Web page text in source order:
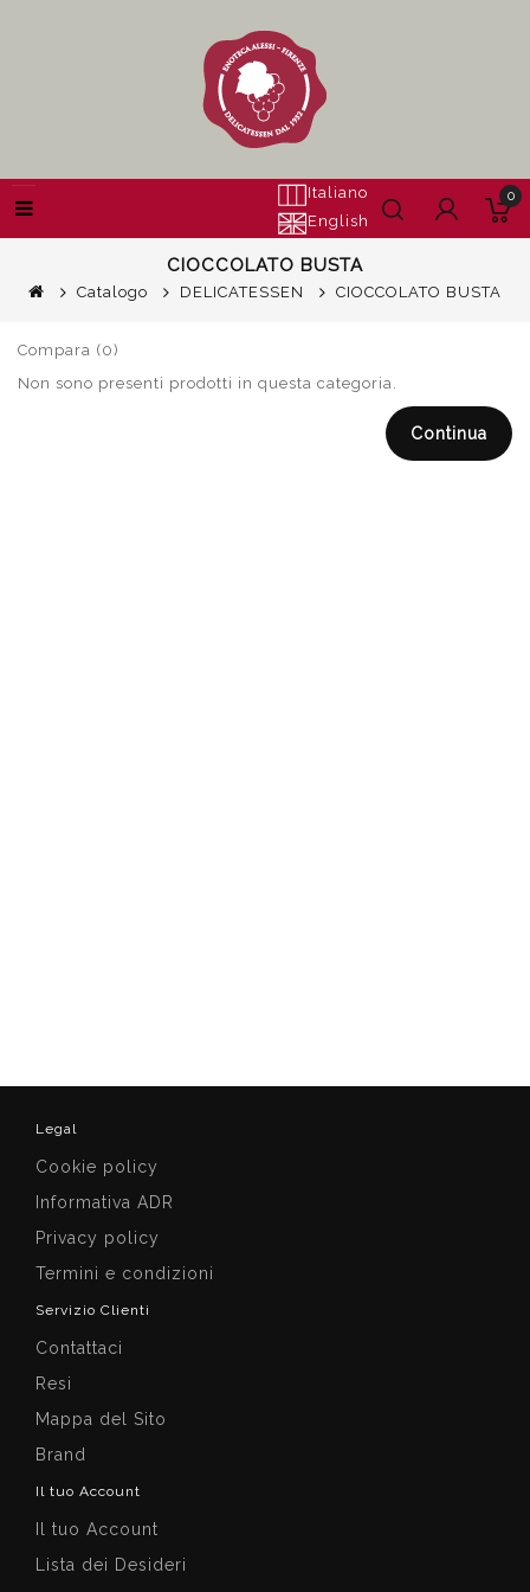
Italiano
English
0
CIOCCOLATO BUSTA
Catalogo DELICATESSEN CIOCCOLATO BUSTA
Compara (0)
Non sono presenti prodotti in questa categoria.
Continua
Legal
Cookie policy
Informativa ADR
Privacy policy
Termini e condizioni
Servizio Clienti
Contattaci
Resi
Mappa del Sito
Brand
Il tuo Account
Il tuo Account
Lista dei Desideri